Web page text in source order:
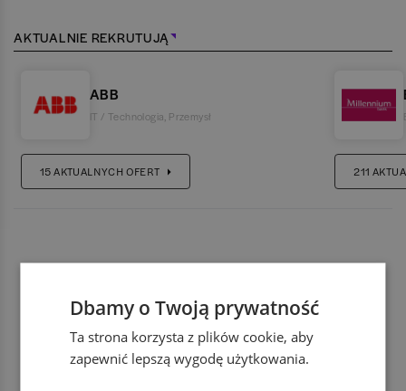
AKTUALNIE REKRUTUJĄ
ABB
IT / Technologia Przemysł
15AKTUALNYCH OFERT 211
Dbamy o Twoją prywatność
Ta strona korzysta z plików cookie, aby
zapewnić lepszą wygodę użytkowania.